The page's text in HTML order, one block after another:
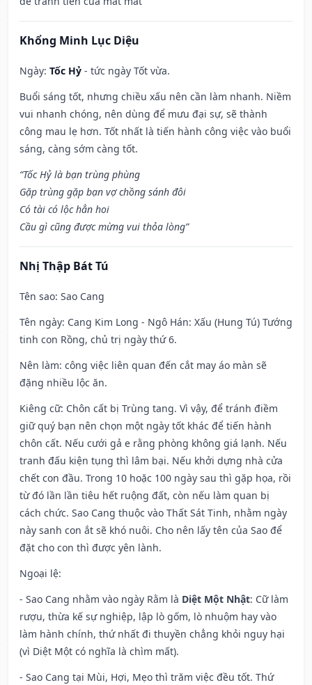
Khổng Minh Lục Diệu
Ngày: Tốc Hỷ - tức ngày Tốt vừa.
Buổi sáng tốt, nhưng chiều xấu nên cần làm nhanh. Niềm
vui nhanh chóng, nên dùng để mưu đại sự, sẽ thành
công mau lẹ hơn. Tốt nhất là tiến hành công việc vào buổi
sáng, càng sớm càng tốt.
“Tốc Hỷ là bạn trùng phùng
Gặp trùng gặp bạn vợ chồng sánh đôi
Có tài có lộc hẳn hoi
Cầu gì cũng được mừng vui thỏa lòng”
Nhị Thập Bát Tú
Tên sao: Sao Cang
Tên ngày: Cang Kim Long - Ngô Hán: Xấu (Hung Tú) Tướng
tinh con Rồng, chủ trị ngày thứ 6.
Nên làm: công việc liên quan đến cắt may áo màn sẽ
đặng nhiều lộc ăn.
Kiêng cữ: Chôn cất bị Trùng tang. Vì vậy, để tránh điềm
giữ quý bạn nên chọn một ngày tốt khác để tiến hành
chôn cất. Nếu cưới gả e rằng phòng không giá lạnh. Nếu
tranh đấu kiện tụng thì lâm bại. Nếu khởi dựng nhà cửa
chết con đầu. Trong 10 hoặc 100 ngày sau thì gặp họa, rồi
từ đó lần lần tiêu hết ruộng đất, còn nếu làm quan bị
cách chức. Sao Cang thuộc vào Thất Sát Tinh, nhằm ngày
này sanh con ắt sẽ khó nuôi. Cho nên lấy tên của Sao để
đặt cho con thì được yên lành.
Ngoại lệ:
- Sao Cang nhằm vào ngày Rằm là Diệt Một Nhật: Cữ làm
rượu, thừa kế sự nghiệp, lập lò gốm, lò nhuộm hay vào
làm hành chính, thứ nhất đi thuyền chẳng khỏi nguy hại
(vì Diệt Một có nghĩa là chìm mất).
- Sao Cang tại Mùi, Hợi, Mẹo thì trăm việc đều tốt. Thứ